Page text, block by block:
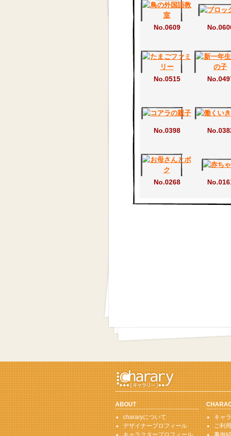
No.0609
No.0515
No.0398
No.0268
ABOUT
chararyについて
デザイナープロフィール
キャラクタープロフィール
キャ
ご利
事例